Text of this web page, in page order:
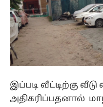
இப்படி வீட்டிற்கு
அதிகரிப்பதனால்